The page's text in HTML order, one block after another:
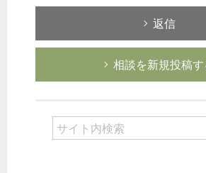
返信
相談を新規投稿す